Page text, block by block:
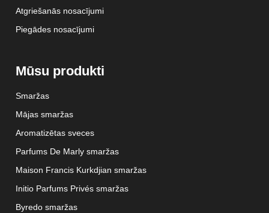
Atgriešanās nosacījumi
Piegādes nosacījumi
Mūsu produkti
Smaržas
Mājas smaržas
Aromatizētas sveces
Parfums De Marly smaržas
Maison Francis Kurkdjian smaržas
Initio Parfums Privés smaržas
Byredo smaržas